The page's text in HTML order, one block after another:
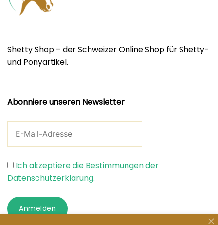
Shetty Shop – der Schweizer Online Shop für Shetty-
und Ponyartikel.
Abonniere unseren Newsletter
Ich akzeptiere die Bestimmungen der
Datenschutzerklärung.
Anmelden